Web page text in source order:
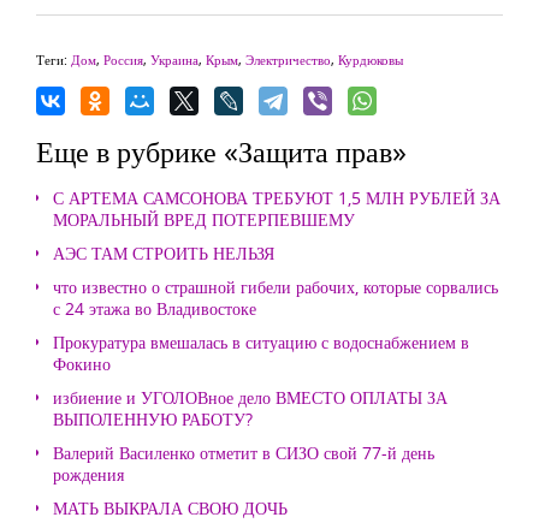
Теги: Дом, Россия, Украина, Крым, Электричество, Курдюковы
Еще в рубрике «Защита прав»
С АРТЕМА САМСОНОВА ТРЕБУЮТ 1,5 МЛН РУБЛЕЙ ЗА
МОРАЛЬНЫЙ ВРЕД ПОТЕРПЕВШЕМУ
АЭС ТАМ СТРОИТЬ НЕЛЬЗЯ
что известно о страшной гибели рабочих, которые сорвались
с 24 этажа во Владивостоке
Прокуратура вмешалась в ситуацию с водоснабжением в
Фокино
избиение и УГОЛОВное дело ВМЕСТО ОПЛАТЫ ЗА
ВЫПОЛЕННУЮ РАБОТУ?
Валерий Василенко отметит в СИЗО свой 77-й день
рождения
МАТЬ ВЫКРАЛА СВОЮ ДОЧЬ